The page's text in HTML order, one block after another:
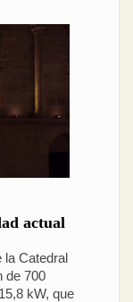
actual
la Catedral
de 700
kW, que